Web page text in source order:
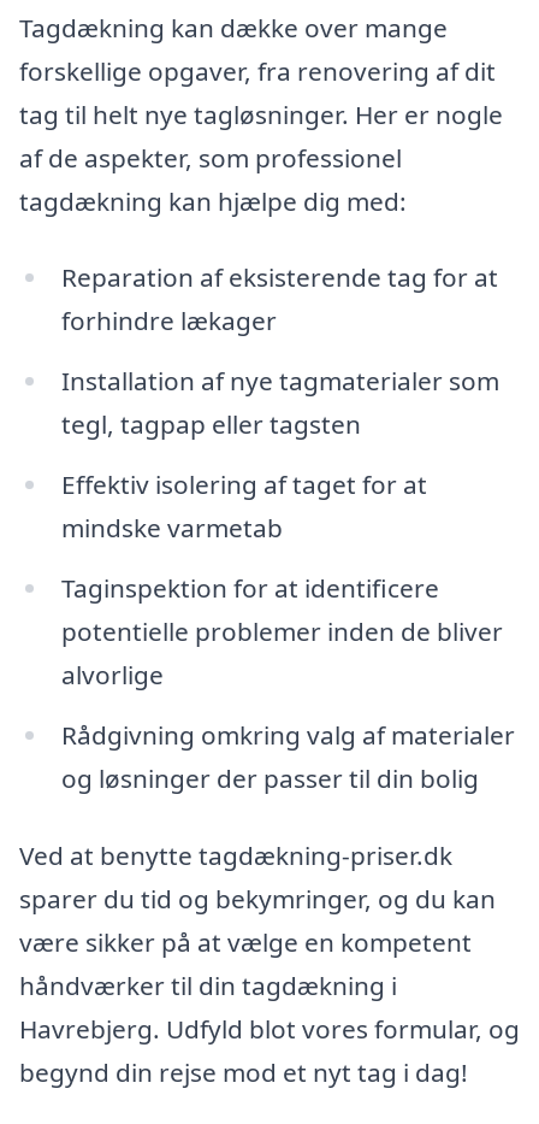
Tagdækning kan dække over mange
forskellige opgaver, fra renovering af dit
tag til helt nye tagløsninger. Her er nogle
af de aspekter, som professionel
tagdækning kan hjælpe dig med:
Reparation af eksisterende tag for at
forhindre lækager
Installation af nye tagmaterialer som
tegl, tagpap eller tagsten
Effektiv isolering af taget for at
mindske varmetab
Taginspektion for at identificere
potentielle problemer inden de bliver
alvorlige
Rådgivning omkring valg af materialer
og løsninger der passer til din bolig
Ved at benytte tagdækning-priser.dk
sparer du tid og bekymringer, og du kan
være sikker på at vælge en kompetent
håndværker til din tagdækning i
Havrebjerg. Udfyld blot vores formular, og
begynd din rejse mod et nyt tag i dag!